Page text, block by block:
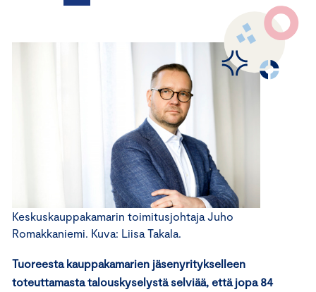
Keskuskauppakamarin toimitusjohtaja Juho
Romakkaniemi. Kuva: Liisa Takala.
Tuoreesta kauppakamarien jäsenyritykselleen
toteuttamasta talouskyselystä selviää, että jopa 84